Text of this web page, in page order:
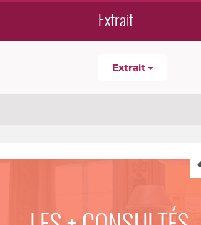
Extrait
Extrait